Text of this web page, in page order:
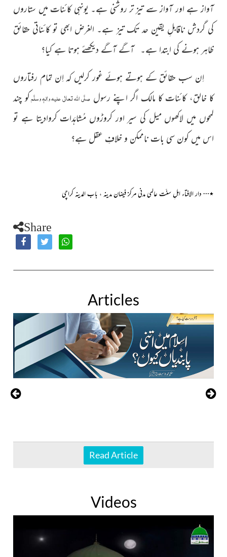
آواز ہے اور آواز سے تیز تر روشنی ہے۔ یونہی کائنات میں ستاروں
کی گردش ناقابلِ یقین حد تک تیز ہے۔ الغرض ابھی تو کائناتی حقائق
ظاہر ہونے کی ابتدا ہے۔آگے آگے دیکھئے ہوتا ہے کیا؟
اِن سب حقائق کے ہوتے ہوئے غور کرلیں کہ اِن تمام رفتاروں
کا خالق، کائنات کا مالک اگر اپنے رسول صلَّی اللہ تعالٰی علیہ واٰلہٖ وسلَّمکو چند
لمحوں میں لاکھوں میل کی سیر اور کروڑوں مُشاہَدات کروادیتا ہے تو
اس میں کون سی بات ناممکن و خلافِ عقل ہے؟
٭… دار الافتاء اہلِ سنّت عالمی مدنی مرکزفیضان مدینہ ، باب المدینہ کراچی
Share
Articles
Read Article
Videos